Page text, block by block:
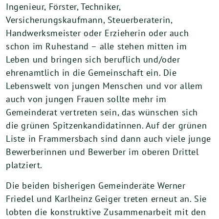
Ingenieur, Förster, Techniker,
Versicherungskaufmann, Steuerberaterin,
Handwerksmeister oder Erzieherin oder auch
schon im Ruhestand – alle stehen mitten im
Leben und bringen sich beruflich und/oder
ehrenamtlich in die Gemeinschaft ein. Die
Lebenswelt von jungen Menschen und vor allem
auch von jungen Frauen sollte mehr im
Gemeinderat vertreten sein, das wünschen sich
die grünen Spitzenkandidatinnen. Auf der grünen
Liste in Frammersbach sind dann auch viele junge
Bewerberinnen und Bewerber im oberen Drittel
platziert.
Die beiden bisherigen Gemeinderäte Werner
Friedel und Karlheinz Geiger treten erneut an. Sie
lobten die konstruktive Zusammenarbeit mit den